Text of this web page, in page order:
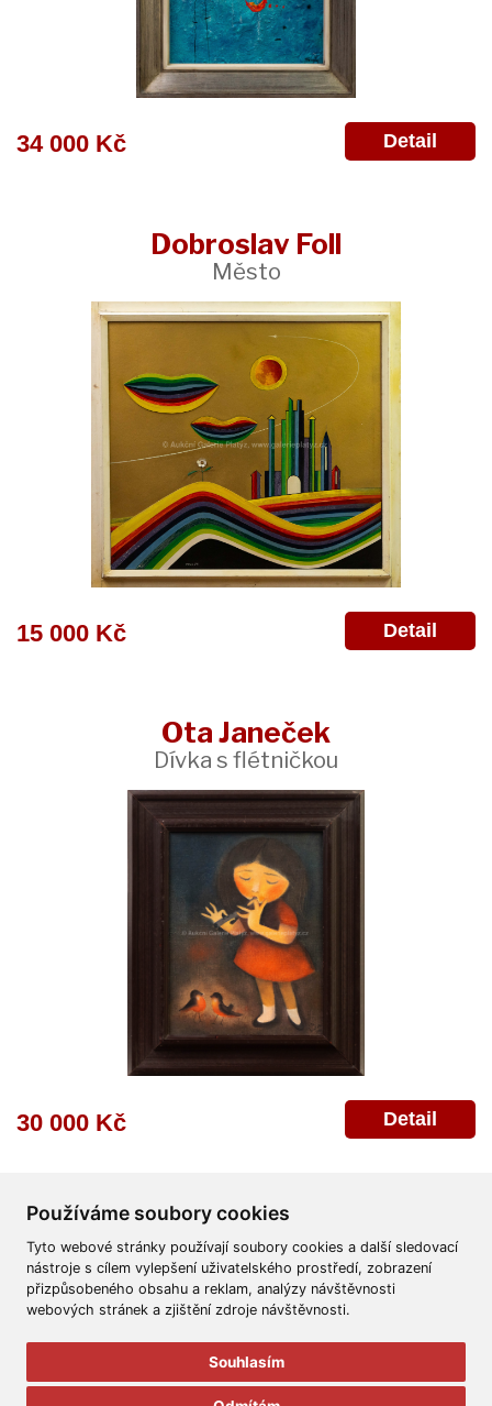
Používáme soubory cookies
Tyto webové stránky používají soubory cookies a další sledovací
nástroje s cílem vylepšení uživatelského prostředí, zobrazení
přizpůsobeného obsahu a reklam, analýzy návštěvnosti
webových stránek a zjištění zdroje návštěvnosti.
Souhlasím
34 000 Kč Detail
Dobroslav Foll
Město
15 000 Kč Detail
Ota Janeček
Dívka s flétničkou
30 000 Kč Detail
Všeobecné obchodní podmínky Reklamační řád
Ochrana osobních údajů
Aukční Galerie Platýz